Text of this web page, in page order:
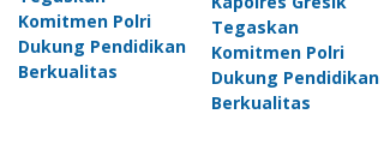
Komitmen Polri
Dukung Pendidikan
Berkualitas
Tegaskan
Komitmen Polri
Dukung Pendidikan
Berkualitas